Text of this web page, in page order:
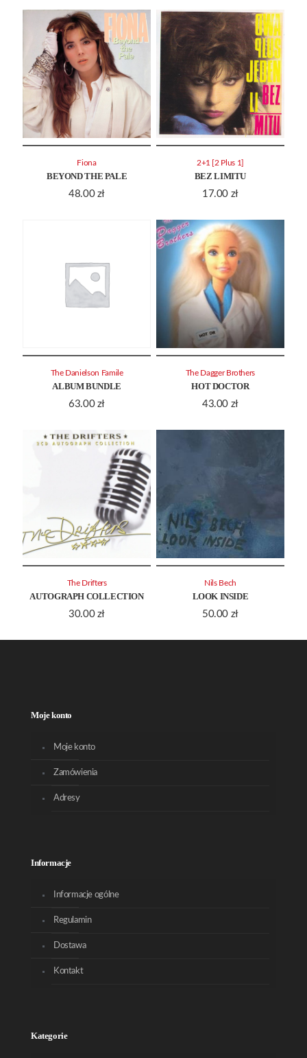
BEYOND THE PALE
48.00 zł
Fiona
BEZ LIMITU
17.00 zł
2+1 [2 Plus 1]
ALBUM BUNDLE
63.00 zł
The Danielson Famile
HOT DOCTOR
43.00 zł
The Dagger Brothers
AUTOGRAPH COLLECTION
30.00 zł
The Drifters
LOOK INSIDE
50.00 zł
Nils Bech
Moje konto
Moje konto
Zamówienia
Adresy
Informacje
Informacje ogólne
Regulamin
Dostawa
Kontakt
Kategorie